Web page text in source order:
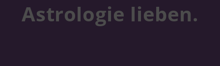
Astrologie lieben.